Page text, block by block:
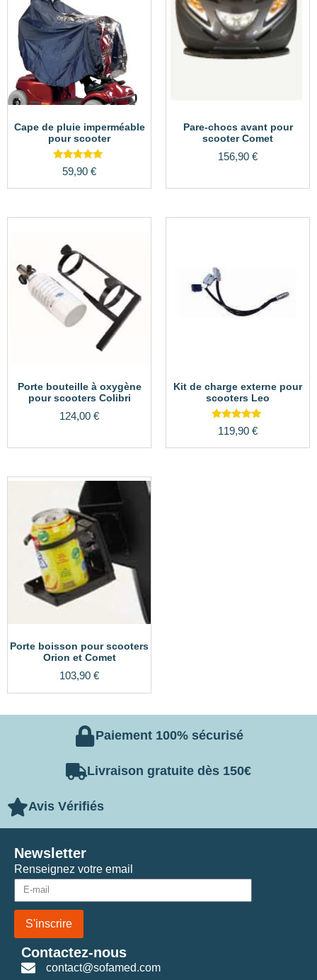
Cape de pluie imperméable
pour scooter
Note
5.00
sur 5
59,90 €
Pare-chocs avant pour
scooter Comet
156,90 €
Porte bouteille à oxygène
pour scooters Colibri
124,00 €
Kit de charge externe pour
scooters Leo
Note
5.00
sur 5
119,90 €
Porte boisson pour scooters
Orion et Comet
103,90 €
Paiement 100% sécurisé
Livraison gratuite dès 150€
Avis Vérifiés
Renseignez votre email
S'inscrire
Newsletter
Contactez-nous
contact@sofamed.com